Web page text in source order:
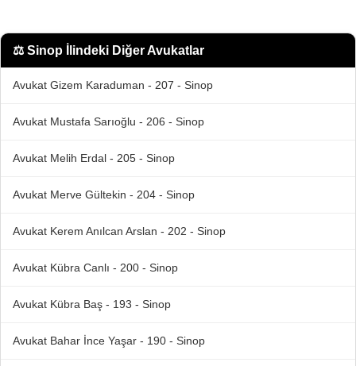
⚖️ Sinop İlindeki Diğer Avukatlar
Avukat Gizem Karaduman - 207 - Sinop
Avukat Mustafa Sarıoğlu - 206 - Sinop
Avukat Melih Erdal - 205 - Sinop
Avukat Merve Gültekin - 204 - Sinop
Avukat Kerem Anılcan Arslan - 202 - Sinop
Avukat Kübra Canlı - 200 - Sinop
Avukat Kübra Baş - 193 - Sinop
Avukat Bahar İnce Yaşar - 190 - Sinop